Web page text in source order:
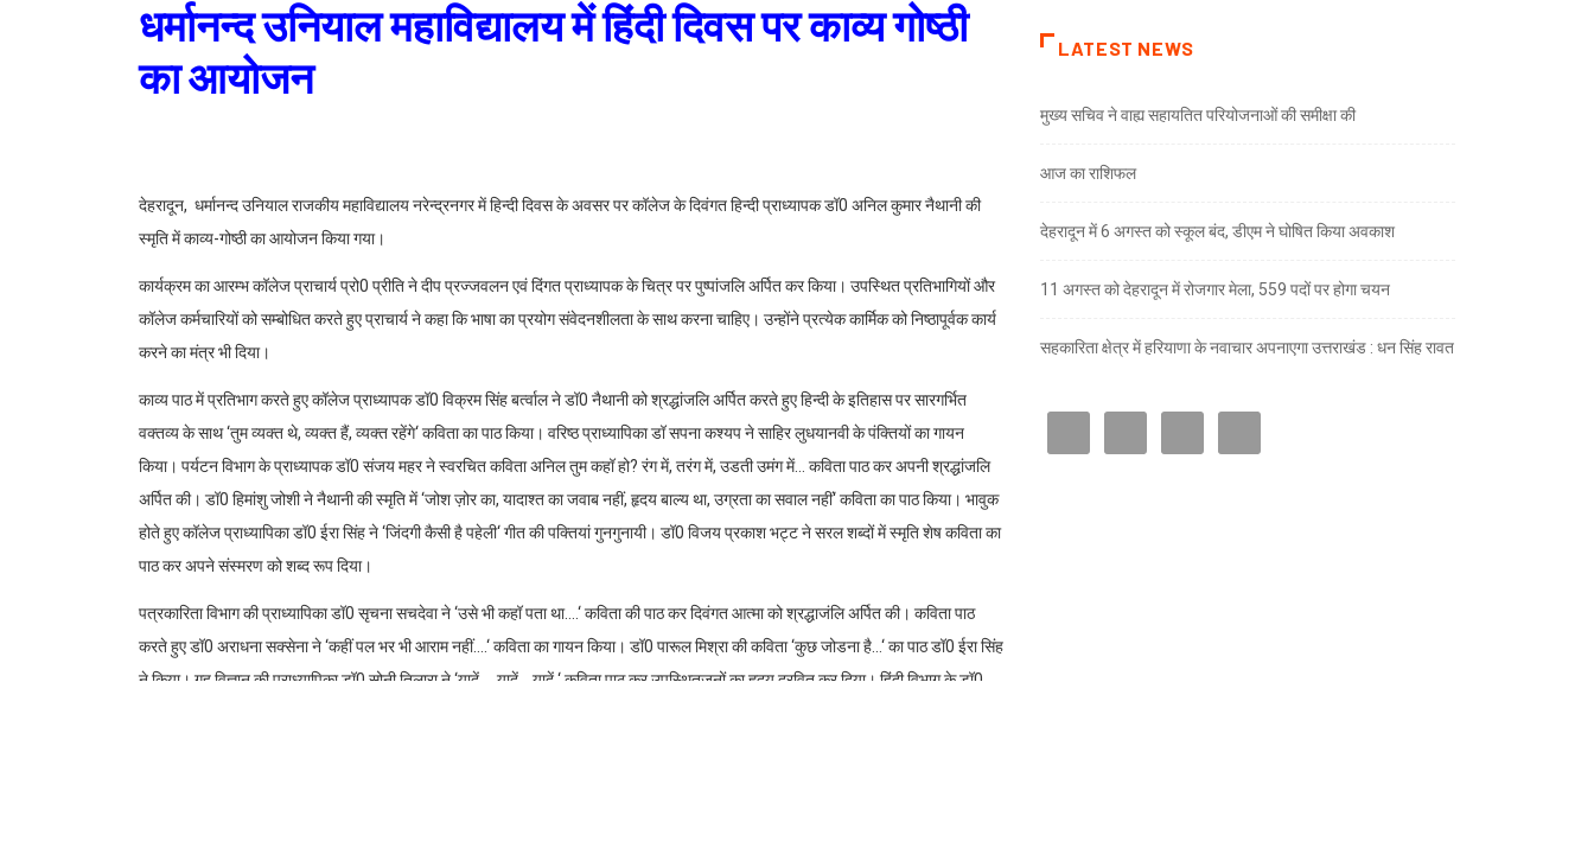
धर्मानन्द उनियाल महाविद्यालय में हिंदी दिवस पर काव्य गोष्ठी
का आयोजन
LATEST NEWS
मुख्य सचिव ने वाह्य सहायतित परियोजनाओं की समीक्षा की
आज का राशिफल
देहरादून में 6 अगस्त को स्कूल बंद, डीएम ने घोषित किया अवकाश
11 अगस्त को देहरादून में रोजगार मेला, 559 पदों पर होगा चयन
सहकारिता क्षेत्र में हरियाणा के नवाचार अपनाएगा उत्तराखंड : धन सिंह रावत